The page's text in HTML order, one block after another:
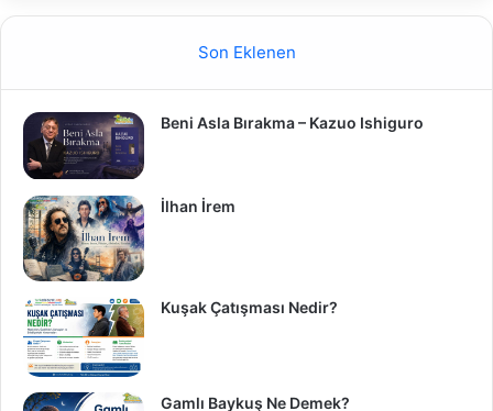
Son Eklenen
Beni Asla Bırakma – Kazuo Ishiguro
İlhan İrem
Kuşak Çatışması Nedir?
Gamlı Baykuş Ne Demek?